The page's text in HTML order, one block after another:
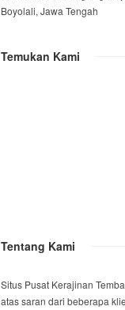
Boyolali, Jawa Tengah
Temukan Kami
Tentang Kami
Situs Pusat Kerajinan
atas saran dari beberapa